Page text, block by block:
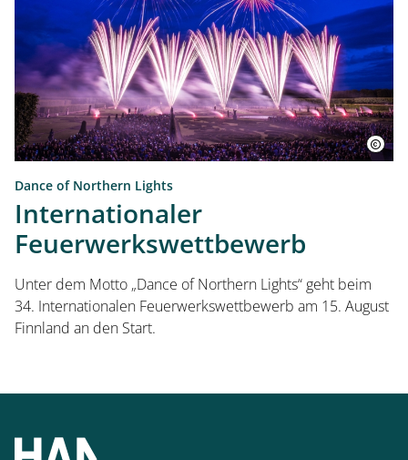
Dance of Northern Lights
Internationaler
Feuerwerkswettbewerb
Unter dem Motto „Dance of Northern Lights“ geht beim
34. Internationalen Feuerwerkswettbewerb am 15. August
Finnland an den Start.